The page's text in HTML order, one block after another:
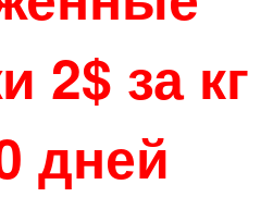
2$ за кг
дней